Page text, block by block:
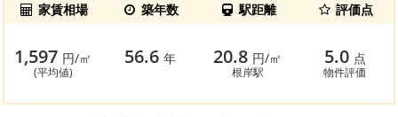
家賃相場 築年数 駅距離 評価点
1,597 円/㎡
(平均値)
56.6年 20.8 円/㎡
根岸駅
5.0 点
物件評価